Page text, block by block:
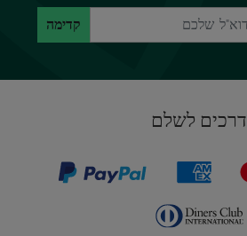
קדימה
דרכים לשלם